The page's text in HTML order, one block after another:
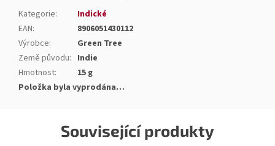
Související produkty
Kategorie:
Indické
EAN:
8906051430112
Výrobce:
Green Tree
Země původu: Indie
Hmotnost:
15 g
Položka byla vyprodána…